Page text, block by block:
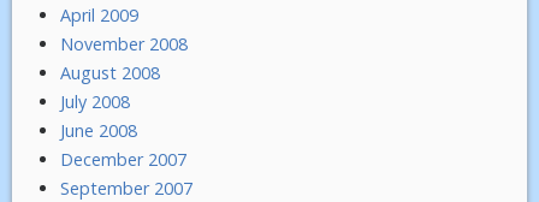
April 2009
November 2008
August 2008
July 2008
June 2008
December 2007
September 2007